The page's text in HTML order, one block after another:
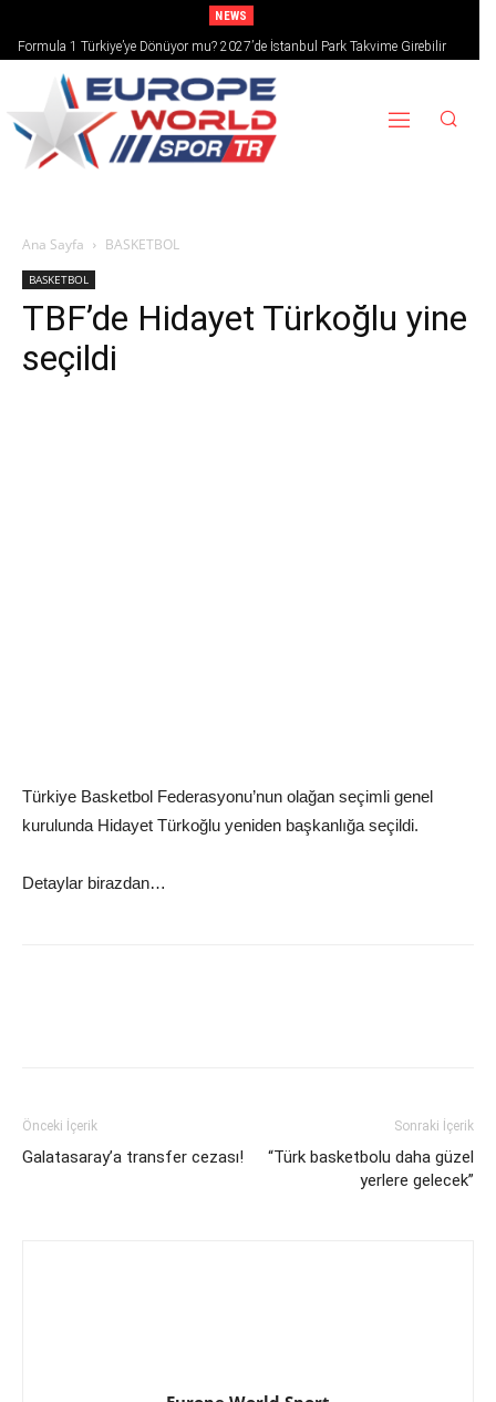
NEWS
Formula 1 Türkiye’ye Dönüyor mu? 2027’de İstanbul Park Takvime Girebilir
Ana Sayfa BASKETBOL
BASKETBOL
TBF’de Hidayet Türkoğlu yine
seçildi
Türkiye Basketbol Federasyonu’nun olağan seçimli genel
kurulunda Hidayet Türkoğlu yeniden başkanlığa seçildi.
Detaylar birazdan…
Önceki İçerik
Galatasaray’a transfer cezası!
Sonraki İçerik
“Türk basketbolu daha güzel
yerlere gelecek”